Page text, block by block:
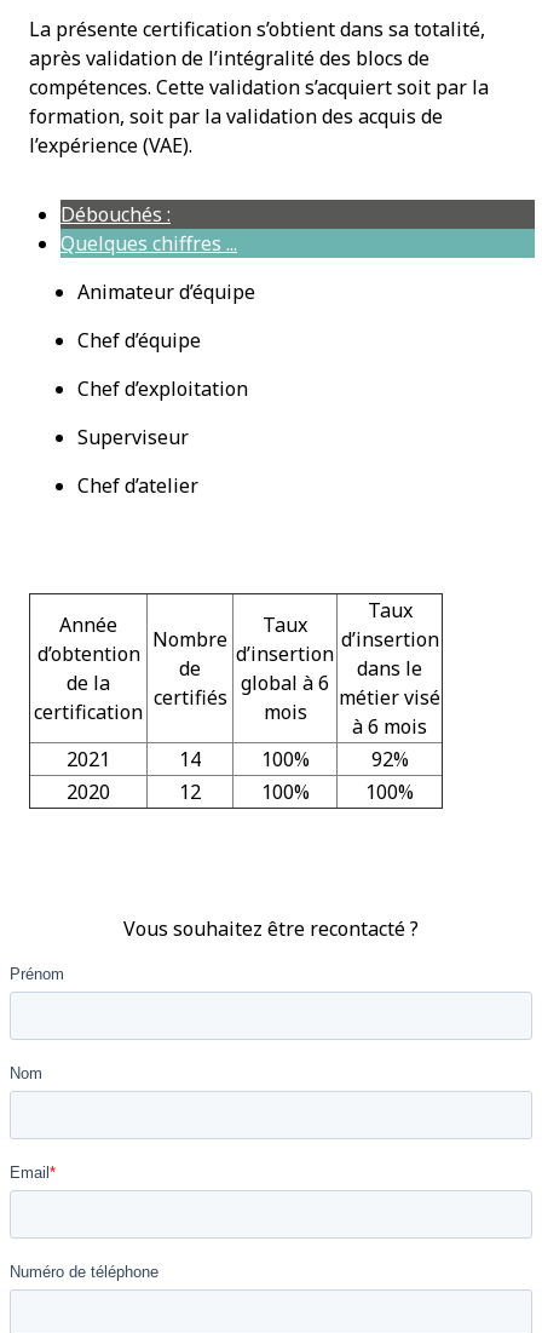
La présente certification s’obtient dans sa totalité,
après validation de l’intégralité des blocs de
compétences. Cette validation s’acquiert soit par la
formation, soit par la validation des acquis de
l’expérience (VAE).
Débouchés :
Quelques chiffres ...
Animateur d’équipe
Chef d’équipe
Chef d’exploitation
Superviseur
Chef d’atelier
Année
d’obtention
de la
certification
Nombre
de
certifiés
Taux
d’insertion
global à 6
mois
Taux
d’insertion
dans le
métier visé
à 6 mois
2021
14 100%
92%
2020
12 100% 100%
Vous souhaitez être recontacté ?